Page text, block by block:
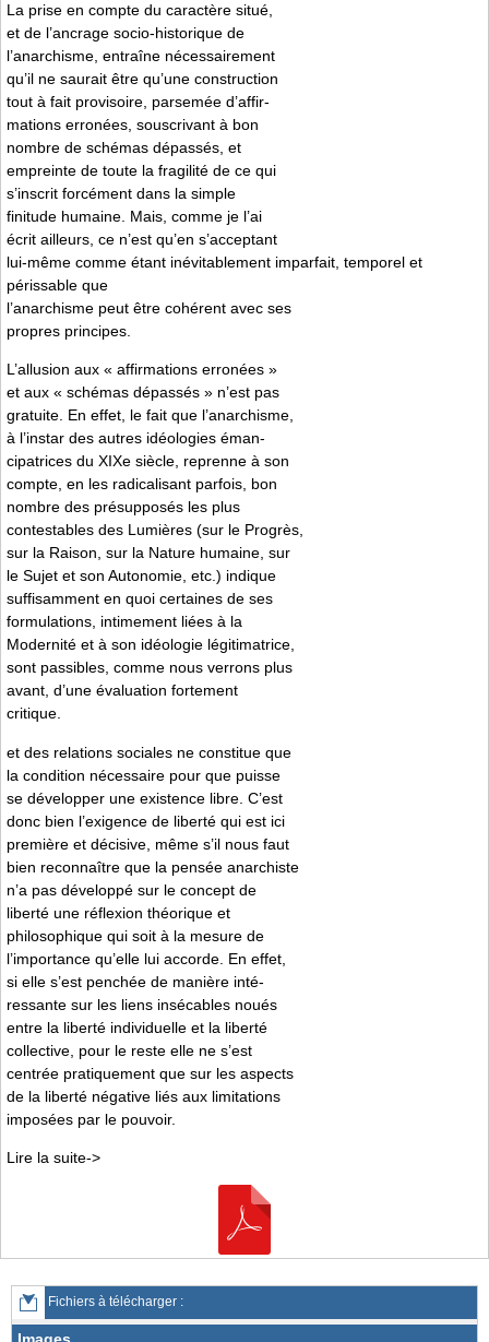
La prise en compte du caractère situé,
et de l’ancrage socio-historique de
l’anarchisme, entraîne nécessairement
qu’il ne saurait être qu’une construction
tout à fait provisoire, parsemée d’affir-
mations erronées, souscrivant à bon
nombre de schémas dépassés, et
empreinte de toute la fragilité de ce qui
s’inscrit forcément dans la simple
finitude humaine. Mais, comme je l’ai
écrit ailleurs, ce n’est qu’en s’acceptant
lui-même comme étant inévitablement imparfait, temporel et
périssable que
l’anarchisme peut être cohérent avec ses
propres principes.
L’allusion aux « affirmations erronées »
et aux « schémas dépassés » n’est pas
gratuite. En effet, le fait que l’anarchisme,
à l’instar des autres idéologies éman-
cipatrices du XIXe siècle, reprenne à son
compte, en les radicalisant parfois, bon
nombre des présupposés les plus
contestables des Lumières (sur le Progrès,
sur la Raison, sur la Nature humaine, sur
le Sujet et son Autonomie, etc.) indique
suffisamment en quoi certaines de ses
formulations, intimement liées à la
Modernité et à son idéologie légitimatrice,
sont passibles, comme nous verrons plus
avant, d’une évaluation fortement
critique.
et des relations sociales ne constitue que
la condition nécessaire pour que puisse
se développer une existence libre. C’est
donc bien l’exigence de liberté qui est ici
première et décisive, même s’il nous faut
bien reconnaître que la pensée anarchiste
n’a pas développé sur le concept de
liberté une réflexion théorique et
philosophique qui soit à la mesure de
l’importance qu’elle lui accorde. En effet,
si elle s’est penchée de manière inté-
ressante sur les liens insécables noués
entre la liberté individuelle et la liberté
collective, pour le reste elle ne s’est
centrée pratiquement que sur les aspects
de la liberté négative liés aux limitations
imposées par le pouvoir.
Lire la suite->
Fichiers à télécharger :